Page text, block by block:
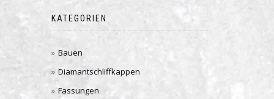
KATEGORIEN
Bauen
Diamantschliffkappen
Fassungen